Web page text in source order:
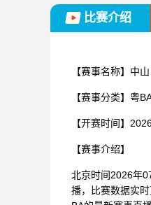
比赛介绍
【赛事名称】 中
【赛事分类】 粤
【开赛时间】
【赛事介绍】
北京时间2026年
播，比赛数据实